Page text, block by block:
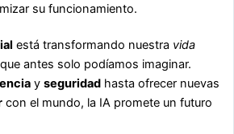
su funcionamiento.
está transformando nuestra vida
antes solo podíamos imaginar.
y seguridad hasta ofrecer nuevas
con el mundo, la IA promete un futuro